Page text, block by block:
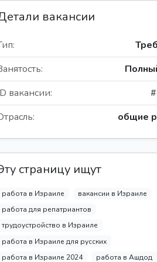
вакансии
вакансии:
общие
страницу ищут
работа в Израиле
вакансии в Израиле
работа для репатриантов
трудоустройство в Израиле
работа в Израиле для русских
работа в Израиле 2024
работа в Ашдод